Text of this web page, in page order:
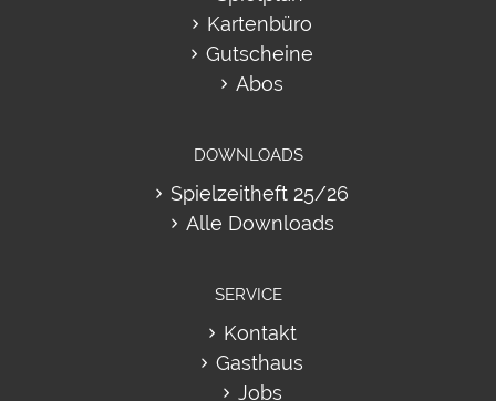
Kartenbüro
Gutscheine
Abos
DOWNLOADS
Spielzeitheft 25/26
Alle Downloads
SERVICE
Kontakt
Gasthaus
Jobs